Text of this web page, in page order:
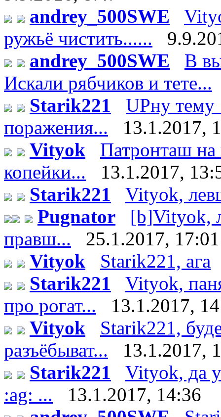
andrey_500SWE
ружьё чистить......
andrey_500SWE
В
Искали рябчиков и тете...
Starik221
UPну тему
поражения...
13.1.2017,
Vityok
Патронташ
копейки...
13.1.2017,
Starik221
Vityok,
Pugnator
[b]Vityok,
правш...
25.1.2017, 17:01
Vityok
Starik221, ага
Starik221
Vityok,
про рогат...
13.1.2017,
Vityok
Starik221,
разъёбыват...
13.1.2017,
Starik221
Vityok, да
:ag: ...
13.1.2017, 14:36